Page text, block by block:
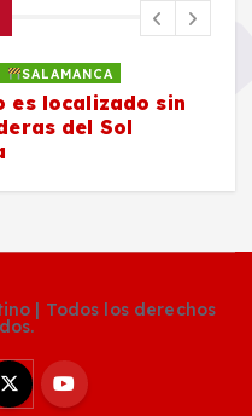
SALAMANCA
es localizado sin
del Sol
| Todos los derechos